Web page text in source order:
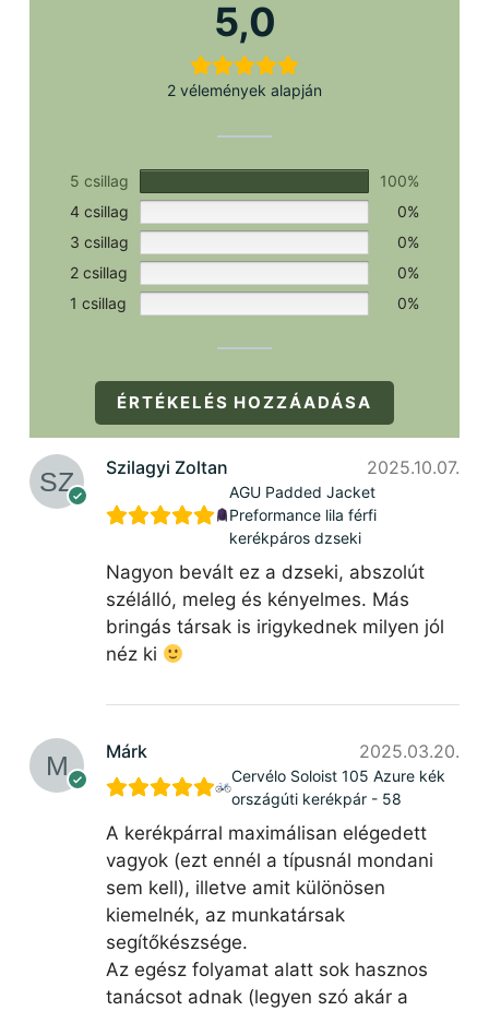
5,0
2 vélemények alapján
5 csillag
100%
4 csillag
0%
3 csillag
0%
2 csillag
0%
1 csillag
0%
ÉRTÉKELÉS HOZZÁADÁSA
Szilagyi Zoltan 2025.10.07.
AGU Padded Jacket
Preformance lila férfi
kerékpáros dzseki
Nagyon bevált ez a dzseki, abszolút
szélálló, meleg és kényelmes. Más
bringás társak is irigykednek milyen jól
néz ki
Márk 2025.03.20.
Cervélo Soloist 105 Azure kék
országúti kerékpár - 58
A kerékpárral maximálisan elégedett
vagyok (ezt ennél a típusnál mondani
sem kell), illetve amit különösen
kiemelnék, az munkatársak
segítőkészsége.
Az egész folyamat alatt sok hasznos
tanácsot adnak (legyen szó akár a